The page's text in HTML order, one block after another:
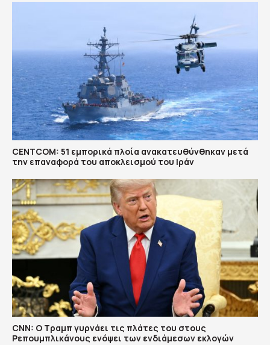
CENTCOM: 51 εμπορικά πλοία ανακατευθύνθηκαν μετά
την επαναφορά του αποκλεισμού του Ιράν
CNN: Ο Τραμπ γυρνάει τις πλάτες του στους
Ρεπουμπλικάνους ενόψει των ενδιάμεσων εκλογών